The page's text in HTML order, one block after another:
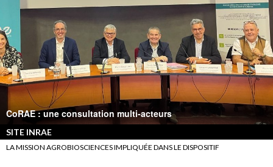
CoRAE : une consultation multi-acteurs
SITE INRAE
LA MISSION AGROBIOSCIENCES IMPLIQUÉE DANS LE DISPOSITIF